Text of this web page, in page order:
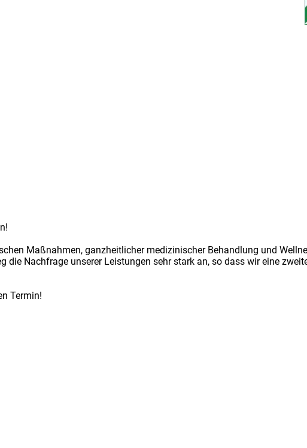
Maßnahmen, ganzheitlicher medizinischer Behandlung und
die Nachfrage unserer Leistungen sehr stark an, so dass wir eine
Termin!